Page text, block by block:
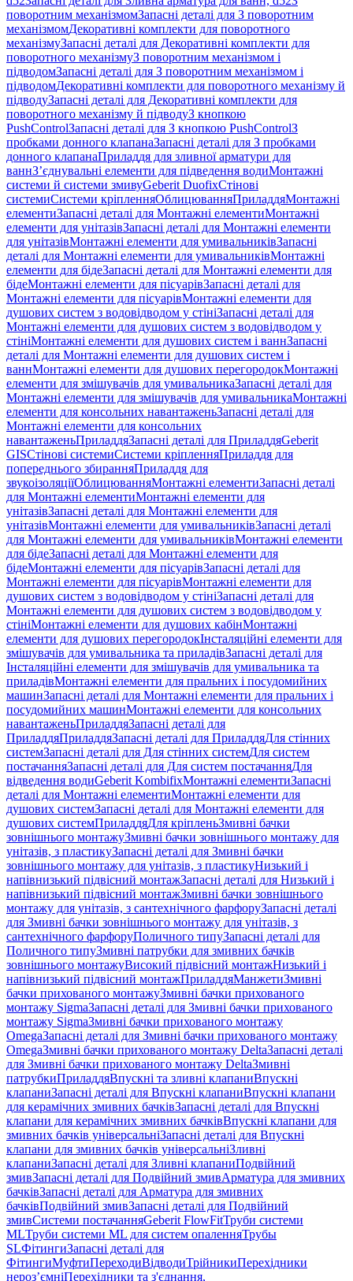
поворотним механізмомЗапасні деталі для З поворотним
механізмомДекоративні комплекти для поворотного
механізмуЗапасні деталі для Декоративні комплекти для
поворотного механізмуЗ поворотним механізмом і
підводомЗапасні деталі для З поворотним механізмом і
підводомДекоративні комплекти для поворотного механізму й
підводуЗапасні деталі для Декоративні комплекти для
поворотного механізму й підводуЗ кнопкою
PushControlЗапасні деталі для З кнопкою PushControlЗ
пробками донного клапанаЗапасні деталі для З пробками
донного клапанаПриладдя для зливної арматури для
ваннЗ’єднувальні елементи для підведення водиМонтажні
системи й системи змивуGeberit DuofixСтінові
системиСистеми кріпленняОблицюванняПриладдяМонтажні
елементиЗапасні деталі для Монтажні елементиМонтажні
елементи для унітазівЗапасні деталі для Монтажні елементи
для унітазівМонтажні елементи для умивальниківЗапасні
деталі для Монтажні елементи для умивальниківМонтажні
елементи для бідеЗапасні деталі для Монтажні елементи для
бідеМонтажні елементи для пісуарівЗапасні деталі для
Монтажні елементи для пісуарівМонтажні елементи для
душових систем з водовідводом у стініЗапасні деталі для
Монтажні елементи для душових систем з водовідводом у
стініМонтажні елементи для душових систем і ваннЗапасні
деталі для Монтажні елементи для душових систем і
ваннМонтажні елементи для душових перегородокМонтажні
елементи для змішувачів для умивальникаЗапасні деталі для
Монтажні елементи для змішувачів для умивальникаМонтажні
елементи для консольних навантаженьЗапасні деталі для
Монтажні елементи для консольних
навантаженьПриладдяЗапасні деталі для ПриладдяGeberit
GISСтінові системиСистеми кріпленняПриладдя для
попереднього збиранняПриладдя для
звукоізоляціїОблицюванняМонтажні елементиЗапасні деталі
для Монтажні елементиМонтажні елементи для
унітазівЗапасні деталі для Монтажні елементи для
унітазівМонтажні елементи для умивальниківЗапасні деталі
для Монтажні елементи для умивальниківМонтажні елементи
для бідеЗапасні деталі для Монтажні елементи для
бідеМонтажні елементи для пісуарівЗапасні деталі для
Монтажні елементи для пісуарівМонтажні елементи для
душових систем з водовідводом у стініЗапасні деталі для
Монтажні елементи для душових систем з водовідводом у
стініМонтажні елементи для душових кабінМонтажні
елементи для душових перегородокІнсталяційні елементи для
змішувачів для умивальника та приладівЗапасні деталі для
Інсталяційні елементи для змішувачів для умивальника та
приладівМонтажні елементи для пральних і посудомийних
машинЗапасні деталі для Монтажні елементи для пральних і
посудомийних машинМонтажні елементи для консольних
навантаженьПриладдяЗапасні деталі для
ПриладдяПриладдяЗапасні деталі для ПриладдяДля стінних
системЗапасні деталі для Для стінних системДля систем
постачанняЗапасні деталі для Для систем постачанняДля
відведення водиGeberit KombifixМонтажні елементиЗапасні
деталі для Монтажні елементиМонтажні елементи для
душових системЗапасні деталі для Монтажні елементи для
душових системПриладдяДля кріпленьЗмивні бачки
зовнішнього монтажуЗмивні бачки зовнішнього монтажу для
унітазів, з пластикуЗапасні деталі для Змивні бачки
зовнішнього монтажу для унітазів, з пластикуНизький і
напівнизький підвісний монтажЗапасні деталі для Низький і
напівнизький підвісний монтажЗмивні бачки зовнішнього
монтажу для унітазів, з сантехнічного фарфоруЗапасні деталі
для Змивні бачки зовнішнього монтажу для унітазів, з
сантехнічного фарфоруПоличного типуЗапасні деталі для
Поличного типуЗмивні патрубки для змивних бачків
зовнішнього монтажуВисокий підвісний монтажНизький і
напівнизький підвісний монтажПриладдяМанжетиЗмивні
бачки прихованого монтажуЗмивні бачки прихованого
монтажу SigmaЗапасні деталі для Змивні бачки прихованого
монтажу SigmaЗмивні бачки прихованого монтажу
OmegaЗапасні деталі для Змивні бачки прихованого монтажу
OmegaЗмивні бачки прихованого монтажу DeltaЗапасні деталі
для Змивні бачки прихованого монтажу DeltaЗмивні
патрубкиПриладдяВпускні та зливні клапаниВпускні
клапаниЗапасні деталі для Впускні клапаниВпускні клапани
для керамічних змивних бачківЗапасні деталі для Впускні
клапани для керамічних змивних бачківВпускні клапани для
змивних бачків універсальніЗапасні деталі для Впускні
клапани для змивних бачків універсальніЗливні
клапаниЗапасні деталі для Зливні клапаниПодвійний
змивЗапасні деталі для Подвійний змивАрматура для змивних
бачкiвЗапасні деталі для Арматура для змивних
бачкiвПодвійний змивЗапасні деталі для Подвійний
змивСистеми постачанняGeberit FlowFitТруби системи
MLТруби системи ML для систем опаленняТрубы
SLФітингиЗапасні деталі для
ФітингиМуфтиПереходиВідводиТрійникиПерехідники
нероз’ємніПерехідники та з'єднання,